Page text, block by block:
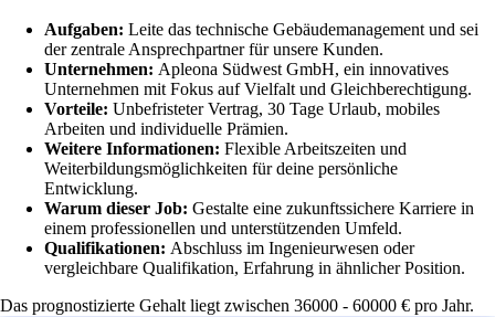
Aufgaben: Leite das technische Gebäudemanagement und sei
der zentrale Ansprechpartner für unsere Kunden.
Unternehmen: Apleona Südwest GmbH, ein innovatives
Unternehmen mit Fokus auf Vielfalt und Gleichberechtigung.
Vorteile: Unbefristeter Vertrag, 30 Tage Urlaub, mobiles
Arbeiten und individuelle Prämien.
Weitere Informationen: Flexible Arbeitszeiten und
Weiterbildungsmöglichkeiten für deine persönliche
Entwicklung.
Warum dieser Job: Gestalte eine zukunftssichere Karriere in
einem professionellen und unterstützenden Umfeld.
Qualifikationen: Abschluss im Ingenieurwesen oder
vergleichbare Qualifikation, Erfahrung in ähnlicher Position.
Das prognostizierte Gehalt liegt zwischen 36000 - 60000 € pro Jahr.